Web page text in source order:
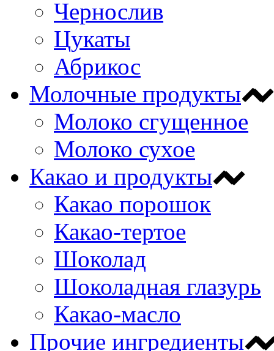
Чернослив
Цукаты
Абрикос
Молочные продукты
Молоко сгущенное
Молоко сухое
Какао и продукты
Какао порошок
Какао-тертое
Шоколад
Шоколадная глазурь
Какао-масло
Прочие ингредиенты